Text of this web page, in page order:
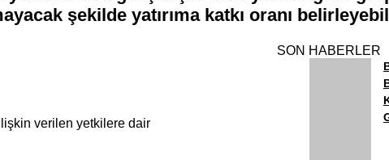
şekilde yatırıma katkı oranı
SON HABERLER